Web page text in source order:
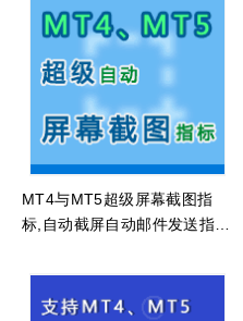
MT4与MT5超级屏幕截图指
标,自动截屏自动邮件发送指
送